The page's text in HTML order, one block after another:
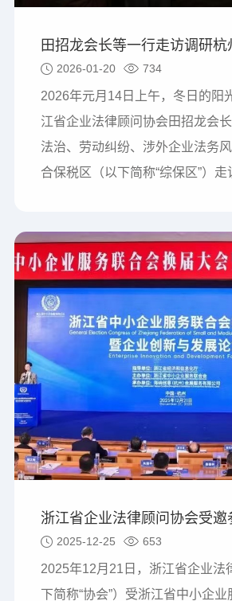
田招龙会长等一行走访调研杭
2026-01-20 734
2026年元月14日上午，冬日的阳
江省企业法律顾问协会田招龙会
法治、劳动纠纷、涉外企业法务
合保税区（以下简称“综保区”）
2025-12-25 653
2025年12月21日，浙江省企业法
下简称“协会”）受浙江省中小企